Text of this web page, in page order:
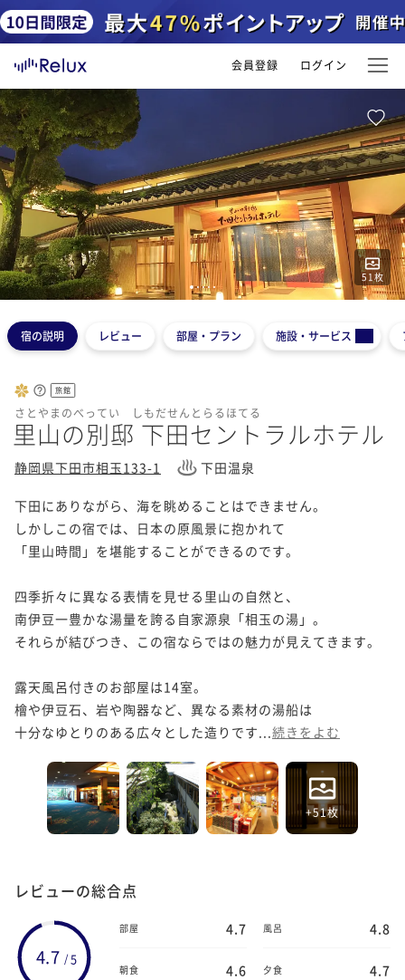
会員登録 ログイン
51 枚
12345
宿の説明 レビュー 部屋・プラン 施設・サービス
旅館
さとやまのべってい しもだせんとらるほてる
里山の別邸 下田セントラルホテル
静岡県下田市相玉133-1 下田温泉
下田にありながら、海を眺めることはできません。
しかしこの宿では、日本の原風景に抱かれて
「里山時間」を堪能することができるのです。
四季折々に異なる表情を見せる里山の自然と、
南伊豆一豊かな湯量を誇る自家源泉「相玉の湯」。
それらが結びつき、この宿ならではの魅力が見えてきます。
露天風呂付きのお部屋は14室。
檜や伊豆石、岩や陶器など、異なる素材の湯船は
十分なゆとりのある広々とした造りです... 続きをよむ
+51枚
レビューの総合点
4.7 / 5
部屋 4.7 風呂 4.8
朝食 4.6 夕食 4.7